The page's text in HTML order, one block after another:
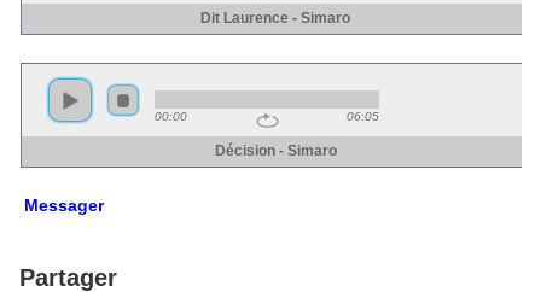
Messager
Partager